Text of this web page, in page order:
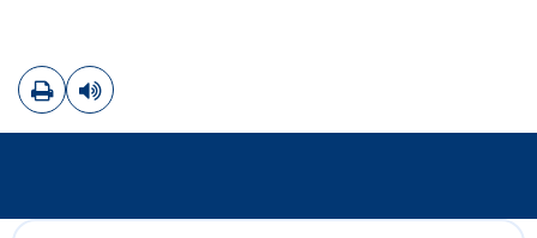
ImprimirLeer contenido